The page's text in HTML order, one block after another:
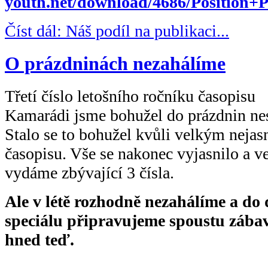
Číst dál: Náš podíl na publikaci...
O prázdninách nezahálíme
Třetí číslo letošního ročníku časopisu
Kamarádi jsme bohužel do prázdnin
Stalo se to bohužel kvůli velkým
časopisu. Vše se nakonec vyjasnilo a
vydáme zbývající 3 čísla.
Ale v létě rozhodně nezahálíme a do
speciálu připravujeme spoustu
hned teď.